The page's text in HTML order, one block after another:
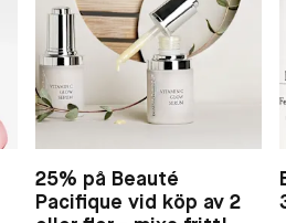
25% på Beauté
Pacifique vid köp av 2